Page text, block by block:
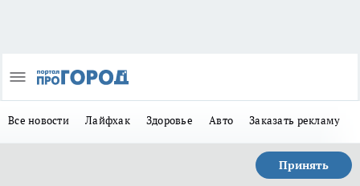
Все новости Лайфхак Здоровье Авто Заказать рекламу
Принять